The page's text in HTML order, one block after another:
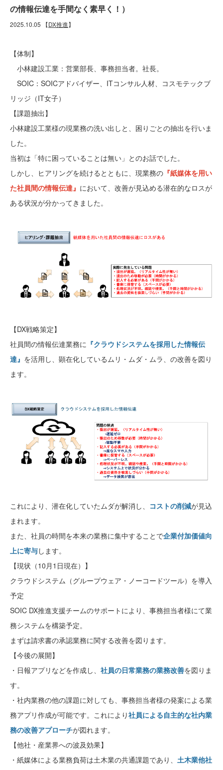
の情報伝達を手間なく素早く！）
2025.10.05 【DX推進】
【体制】
小林建設工業：営業部長、事務担当者。社長。
SOIC：SOICアドバイザー、ITコンサル人材、コスモテックブ
リッジ（IT女子）
【課題抽出】
小林建設工業様の現業務の洗い出しと、困りごとの抽出を行いま
した。
当初は「特に困っていることは無い」とのお話でした。
しかし、ヒアリングを続けるとともに、現業務の 『紙媒体を用い
た社員間の情報伝達』 において、改善が見込める潜在的なロスが
ある状況が分かってきました。
【DX戦略策定】
社員間の情報伝達業務に 『クラウドシステムを採用した情報伝
達』 を活用し、顕在化しているムリ・ムダ・ムラ、の改善を図り
ます。
これにより、潜在化していたムダが解消し、 コストの削減が見込
まれます。
また、社員の時間を本来の業務に集中することで企業付加価値向
上に寄与します。
【現状（10月1日現在）】
クラウドシステム（グループウェア・ノーコードツール）を導入
予定
SOIC DX推進支援チームのサポートにより、事務担当者様にて業
務システムを構築予定。
まずは請求書の承認業務に関する改善を図ります。
【今後の展開】
・日報アプリなどを作成し、 社員の日常業務の業務改善を図りま
す。
・社内業務の他の課題に対しても、事務担当者様の発案による業
務アプリ作成が可能です。これにより社員による自主的な社内業
務の改善アプローチが図れます。
【他社・産業界への波及効果】
・紙媒体による業務負荷は土木業の共通課題であり、 土木業他社